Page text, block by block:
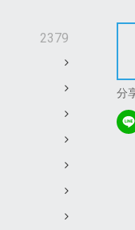
2379
分